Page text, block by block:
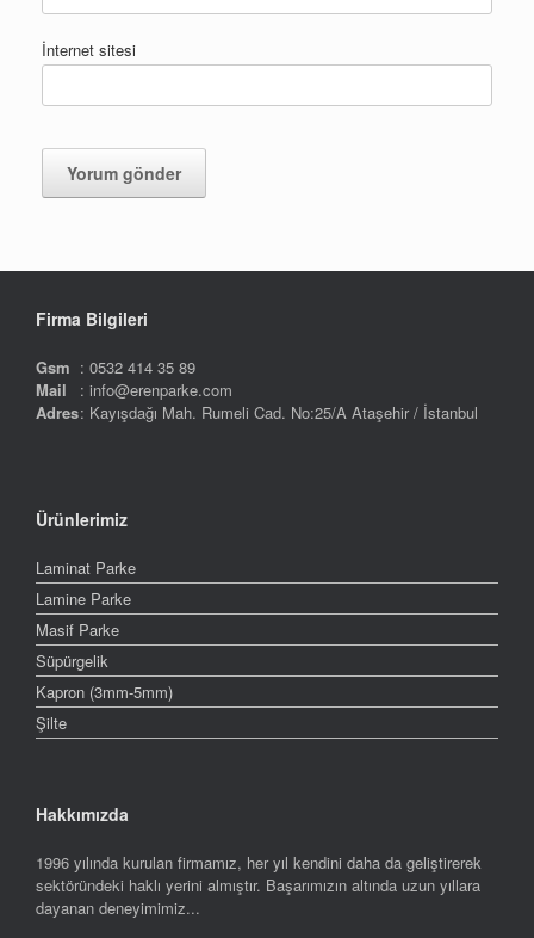
İnternet sitesi
Firma Bilgileri
Gsm : 0532 414 35 89
Mail
: info@erenparke.com
Adres: Kayışdağı Mah. Rumeli Cad. No:25/A Ataşehir / İstanbul
Ürünlerimiz
Laminat Parke
Lamine Parke
Masif Parke
Süpürgelik
Kapron (3mm-5mm)
Şilte
Hakkımızda
1996 yılında kurulan firmamız, her yıl kendini daha da geliştirerek
sektöründeki haklı yerini almıştır. Başarımızın altında uzun yıllara
dayanan deneyimimiz...